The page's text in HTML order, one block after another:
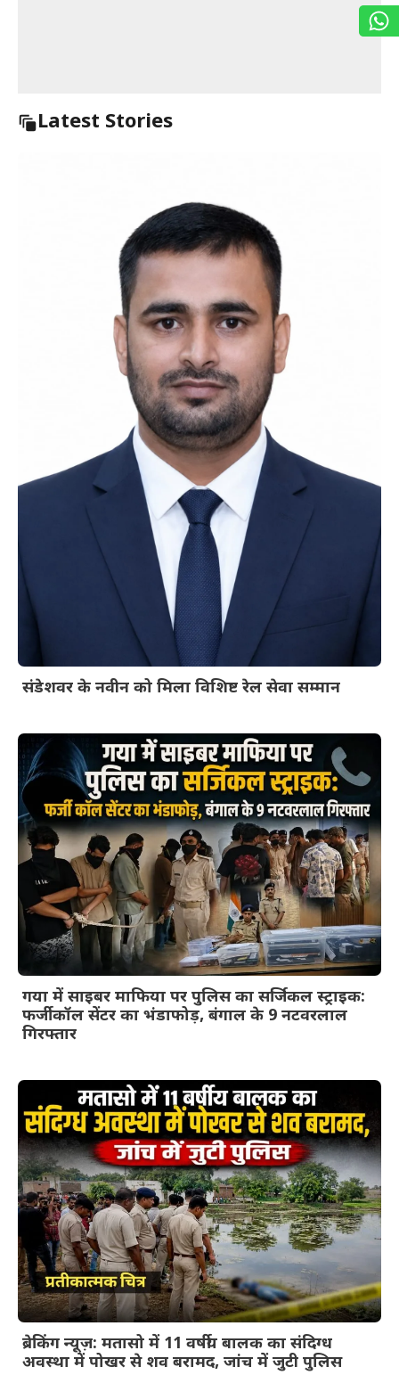
Latest Stories
संडेशवर के नवीन को मिला विशिष्ट रेल सेवा सम्मान
गया में साइबर माफिया पर पुलिस का सर्जिकल स्ट्राइक:
फर्जी कॉल सेंटर का भंडाफोड़, बंगाल के 9 नटवरलाल
गिरफ्तार
ब्रेकिंग न्यूज़: मतासो में 11 वर्षीय बालक का संदिग्ध
अवस्था में पोखर से शव बरामद, जांच में जुटी पुलिस